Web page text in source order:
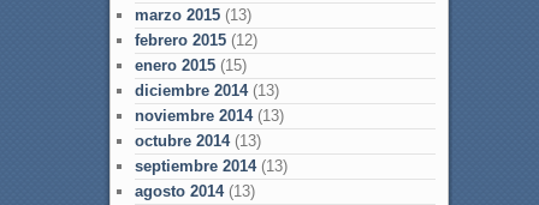
marzo 2015(13)
febrero 2015(12)
enero 2015(15)
diciembre 2014(13)
noviembre 2014(13)
octubre 2014(13)
septiembre 2014(13)
agosto 2014(13)